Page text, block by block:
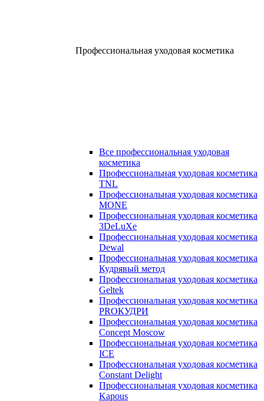
Профессиональная уходовая косметика
Все профессиональная уходовая
косметика
Профессиональная уходовая косметика
TNL
Профессиональная уходовая косметика
MONE
Профессиональная уходовая косметика
3DeLuXe
Профессиональная уходовая косметика
Dewal
Профессиональная уходовая косметика
Кудрявый метод
Профессиональная уходовая косметика
Geltek
Профессиональная уходовая косметика
PROКУДРИ
Профессиональная уходовая косметика
Concept Moscow
Профессиональная уходовая косметика
ICE
Профессиональная уходовая косметика
Constant Delight
Профессиональная уходовая косметика
Kapous